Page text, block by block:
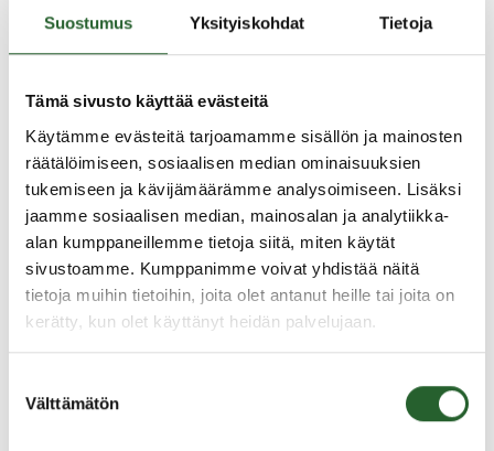
Suostumus Yksityiskohdat Tietoja
Tämä sivusto käyttää evästeitä
Käytämme evästeitä tarjoamamme sisällön ja mainosten
räätälöimiseen, sosiaalisen median ominaisuuksien
tukemiseen ja kävijämäärämme analysoimiseen. Lisäksi
jaamme sosiaalisen median, mainosalan ja analytiikka-
alan kumppaneillemme tietoja siitä, miten käytät
sivustoamme. Kumppanimme voivat yhdistää näitä
tietoja muihin tietoihin, joita olet antanut heille tai joita on
kerätty, kun olet käyttänyt heidän palvelujaan.
valinta
Välttämätön
Ajankohtaista
5.8.2026
Monitoimitalon kirjasto menee kiinni
perjantaina klo 12.00
Henkilömuutoksia maaseutuhallinnossa